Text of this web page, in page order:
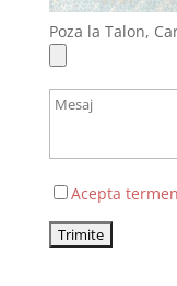
Poza la Talon,
Acepta